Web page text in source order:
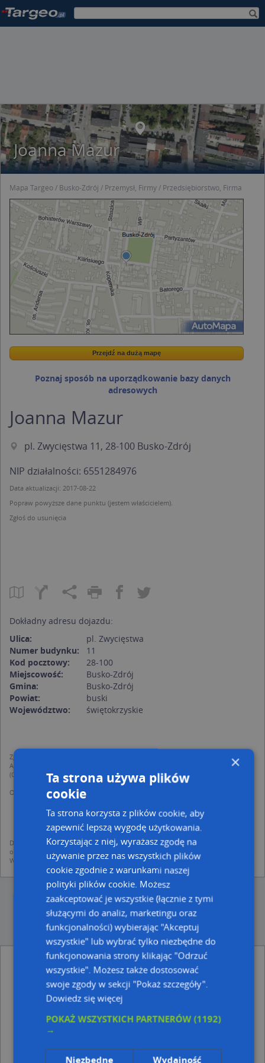
Joanna Mazur
Mapa Targeo Busko-Zdrój Przemysł, Firmy Przedsiębiorstwo, Firma
Wstaw tę mapkę na swoją stronę
Przejdź na dużą mapę
Przejdź na dużą mapę
Poznaj sposób na uporządkowanie bazy danych
adresowych
Joanna Mazur
pl. Zwycięstwa 11, 28-100 Busko-Zdrój
NIP działalności: 6551284976
Data aktualizacji: 2017-08-22
Popraw powyższe dane punktu (jestem właścicielem).
Zgłoś do usunięcia
Dokładny adresu dojazdu:
Ulica:
pl. Zwycięstwa
Numer budynku:
11
Kod pocztowy:
28-100
Miejscowość:
Busko-Zdrój
Gmina:
Busko-Zdrój
Powiat:
buski
Województwo:
świętokrzyskie
Zgodnie z Rozporządzeniem PE i Rady (UE) o Ochronie Danych Osobowych
Administratorem (RODO), administratorem danych jest AutoMapa sp. z o.o.
(Operator) z siedzibą w Warszawie przy ulicy Domaniewskiej 37.
Operator przetwarza dane osobowe w celu:
dodania ich do bazy Targeo oraz publikacji w wyszukiwarce firm i na
mapach (art. 6 ust. 1 lit. f RODO)
udostępniania danych o firmach partnerom biznesowym operatora (art.
6 ust. 1 lit. f RODO)
Dane pochodzą z publicznych baz CEIDG, GUS, REGON, z firmowych stron www
oraz od podmiotów zewnętrznych.
Więcej informacji dot. RODO:http://regulamin.automapa.pl/odo_przetwarzanie/
Joanna Mazur - inne Przemysł, Firmy w
pobliżu
DPD, Mickiewicza 4, 28-100 Busko-Zdrój
Zakład Usługowo Handlowy Optyk Karolczak Wiesława
Wyrozumska Zofia Zdziebko Mariusz, pl. Zwycięstwa 15,
28-100 Busko-Zdrój
Partyzantów 13, 28-100 Busko-Zdrój
×
Ta strona używa plików
cookie
Ta strona korzysta z plików cookie, aby
zapewnić lepszą wygodę użytkowania.
Korzystając z niej, wyrażasz zgodę na
używanie przez nas wszystkich plików
cookie zgodnie z warunkami naszej
polityki plików cookie. Możesz
zaakceptować je wszystkie (łącznie z tymi
służącymi do analiz, marketingu oraz
funkcjonalności) wybierając "Akceptuj
wszystkie" lub wybrać tylko niezbędne do
funkcjonowania strony klikając "Odrzuć
wszystkie". Możesz także dostosować
swoje zgody w sekcji "Pokaż szczegóły".
Dowiedz się więcej
POKAŻ WSZYSTKICH PARTNERÓW(1192)
→
Niezbędne Wydajność